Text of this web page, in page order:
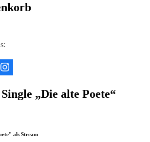
„Die alte Poete“
als Stream